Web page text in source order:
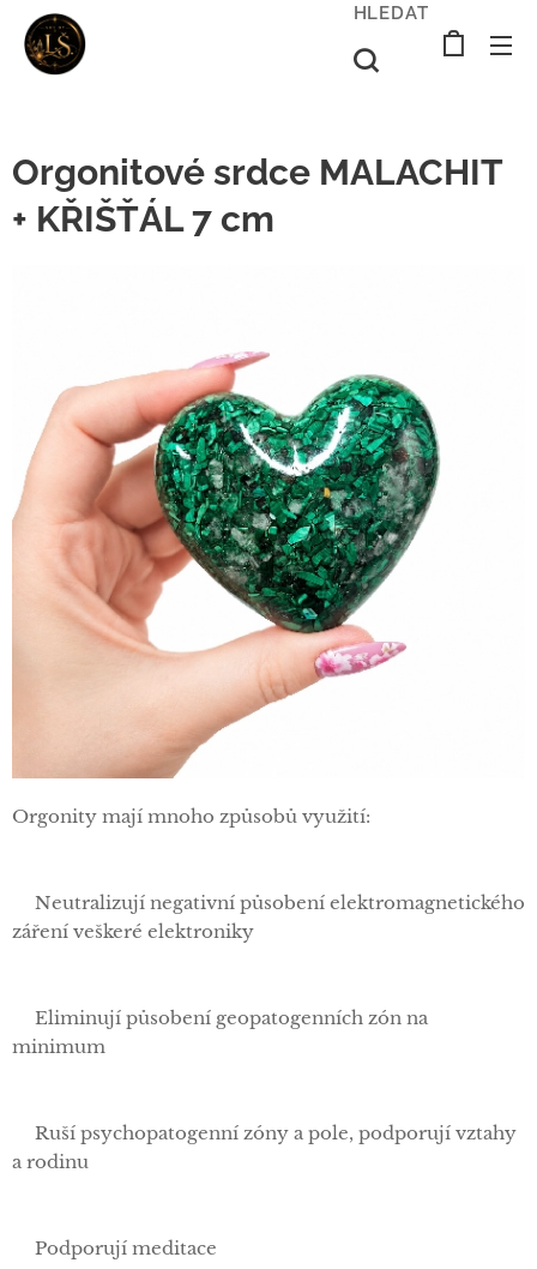
HLEDAT
Orgonitové srdce MALACHIT
+ KŘIŠŤÁL 7 cm
Orgonity mají mnoho způsobů využití:
✅Neutralizují negativní působení elektromagnetického
záření veškeré elektroniky
✅Eliminují působení geopatogenních zón na
minimum
✅Ruší psychopatogenní zóny a pole, podporují vztahy
a rodinu
✅Podporují meditace